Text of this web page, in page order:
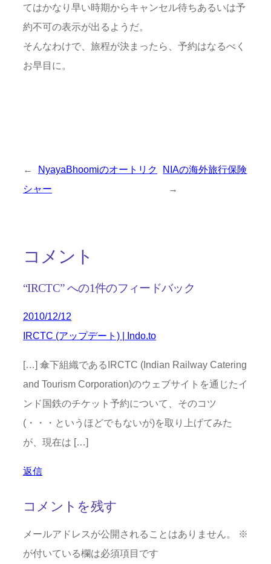
てはかなり早い時期からキャンセル待ちあるいは予
約不可の表示が出るようだ。
そんなわけで、旅程が決まったら、予約はなるべく
お早目に。
←
NyayaBhoomiのオートリク
シャー
NIAの海外旅行保険
→
コメント
“IRCTC” への1件のフィードバック
2010/12/12
IRCTC (アップデート) | Indo.to
[…] 傘下組織であるIRCTC (Indian Railway Catering
and Tourism Corporation)のウェブサイトを通じたイ
ンド国鉄のチケット予約について、そのコツ
(・・・というほどでもないが)を取り上げてみた
が、現在は […]
返信
コメントを残す
メールアドレスが公開されることはありません。
※
が付いている欄は必須項目です